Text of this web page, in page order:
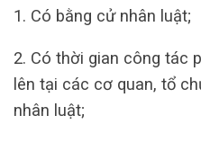
1. Có bằng cử nhân luật;
2. Có thời gian công tác
lên tại các cơ quan, tổ
nhân luật;